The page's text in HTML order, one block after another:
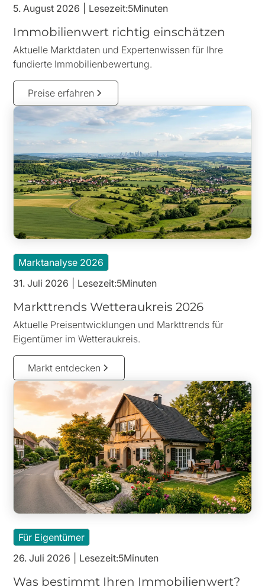
5. August 2026
Lesezeit:5Minuten
Immobilienwert richtig einschätzen
Aktuelle Marktdaten und Expertenwissen für Ihre
fundierte Immobilienbewertung.
Preise erfahren
Marktanalyse 2026
31. Juli 2026
Lesezeit:5Minuten
Markttrends Wetteraukreis 2026
Aktuelle Preisentwicklungen und Markttrends für
Eigentümer im Wetteraukreis.
Markt entdecken
Für Eigentümer
26. Juli 2026
Lesezeit:5Minuten
Was bestimmt Ihren Immobilienwert?